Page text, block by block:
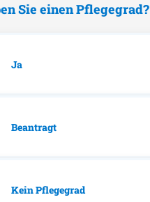
Sie einen Pflegegrad?
Ja
Beantragt
Kein Pflegegrad